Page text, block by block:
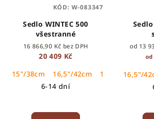
Sedlo WINTEC 500
všestranné
16 866,90 Kč bez DPH
20 409 Kč
15"/38cm
16,5"/42cm 17,5"/44cm
6-14 dní
KÓD: W-083347
Sedlo
od 13
od
16,5"/